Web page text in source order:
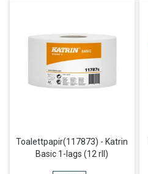
Toalettpapir(117873) - Katrin
Basic 1-lags (12 rll)